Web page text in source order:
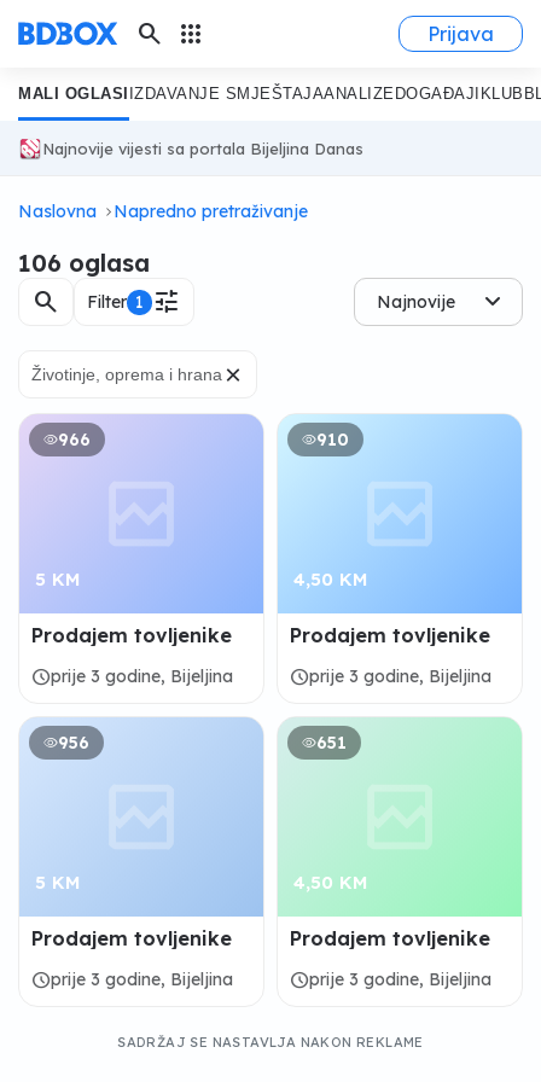
search apps Prijava
MALI OGLASI IZDAVANJE SMJEŠTAJAANALIZE DOGAĐAJI KLUB
Najnovije vijesti sa portala Bijeljina Danas
Naslovna Napredno pretraživanje
106 oglasa
search Filter 1 tune Najnovije
Životinje, oprema i hrana ×
966
5 KM
Prodajem tovljenike
scheduleprije 3 godine, Bijeljina
910
4,50 KM
Prodajem tovljenike
scheduleprije 3 godine, Bijeljina
956
5 KM
Prodajem tovljenike
scheduleprije 3 godine, Bijeljina
651
4,50 KM
Prodajem tovljenike
scheduleprije 3 godine, Bijeljina
SADRŽAJ SE NASTAVLJA NAKON REKLAME